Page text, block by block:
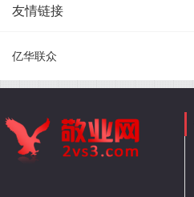
友情链接
亿华联众